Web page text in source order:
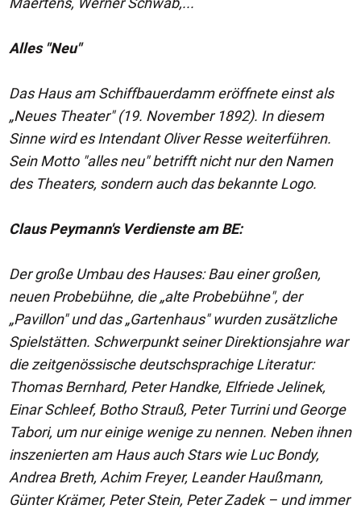
Alles "Neu"
Das Haus am Schiffbauerdamm eröffnete einst als
„Neues Theater" (19. November 1892). In diesem
Sinne wird es Intendant Oliver Resse weiterführen.
Sein Motto "alles neu" betrifft nicht nur den Namen
des Theaters, sondern auch das bekannte Logo.
Claus Peymann's Verdienste am BE:
Der große Umbau des Hauses: Bau einer großen,
neuen Probebühne, die „alte Probebühne", der
„Pavillon" und das „Gartenhaus" wurden zusätzliche
Spielstätten. Schwerpunkt seiner Direktionsjahre war
die zeitgenössische deutschsprachige Literatur:
Thomas Bernhard, Peter Handke, Elfriede Jelinek,
Einar Schleef, Botho Strauß, Peter Turrini und George
Tabori, um nur einige wenige zu nennen. Neben ihnen
inszenierten am Haus auch Stars wie Luc Bondy,
Andrea Breth, Achim Freyer, Leander Haußmann,
Günter Krämer, Peter Stein, Peter Zadek – und immer